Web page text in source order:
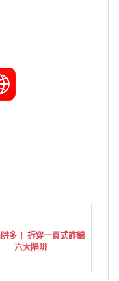
多！ 拆穿一頁式詐騙
六大陷阱